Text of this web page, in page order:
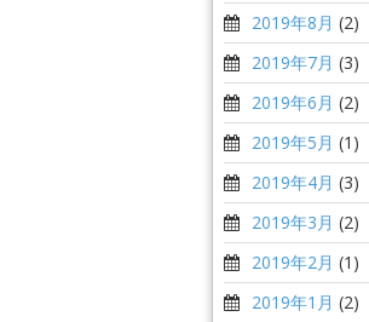
2019年8月 (2)
2019年7月 (3)
2019年6月 (2)
2019年5月 (1)
2019年4月 (3)
2019年3月 (2)
2019年2月 (1)
2019年1月 (2)